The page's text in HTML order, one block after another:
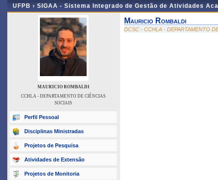
UFPB › SIGAA - Sistema Integrado de Gestão de Atividades
MAURICIO ROMBALDI
CCHLA - DEPARTAMENTO DE CIÊNCIAS
SOCIAIS
Perfil Pessoal
Disciplinas Ministradas
Projetos de Pesquisa
Atividades de Extensão
Projetos de Monitoria
Mauricio Rombaldi
DCSC - CCHLA - DEPARTAMENTO